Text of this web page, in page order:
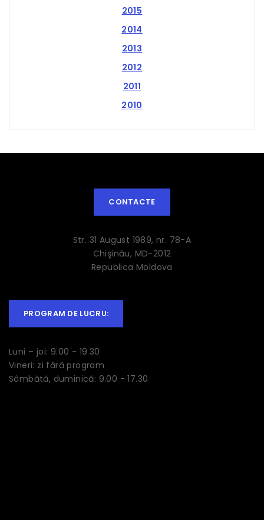
2010
2011
2012
2013
2014
2015
CONTACTE
Str. 31 August 1989, nr. 78-A
Chişinău, MD-2012
Republica Moldova
PROGRAM DE LUCRU:
Luni – joi: 9.00 - 19.30
Vineri: zi fără program
Sâmbătă, duminică: 9.00 - 17.30